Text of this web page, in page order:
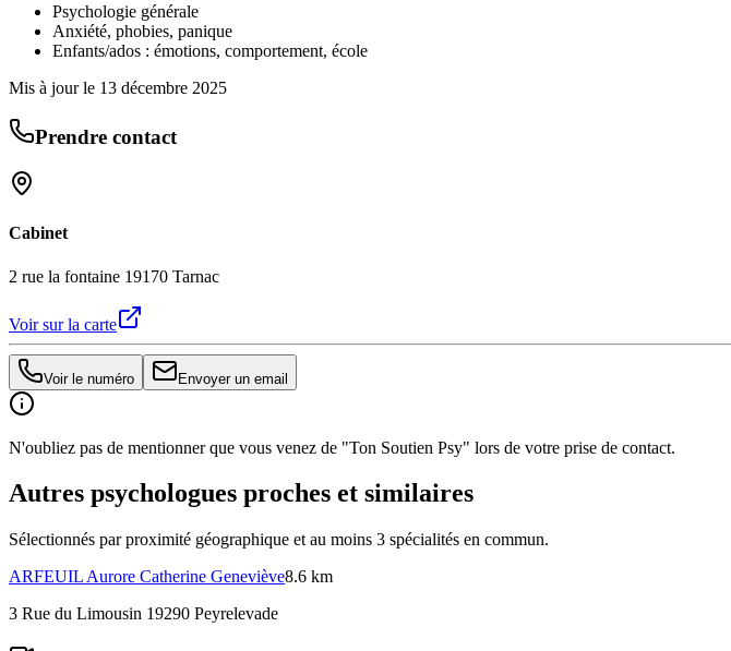
Psychologie générale
Anxiété, phobies, panique
Enfants/ados : émotions, comportement, école
Mis à jour le 13 décembre 2025
Prendre contact
Cabinet
2 rue la fontaine 19170 Tarnac
Voir sur la carte
Voir le numéro Envoyer un email
N'oubliez pas de mentionner que vous venez de "Ton Soutien Psy" lors de votre prise de contact.
Autres psychologues proches et similaires
Sélectionnés par proximité géographique et au moins 3 spécialités en commun.
ARFEUIL Aurore Catherine Geneviève8.6 km
3 Rue du Limousin 19290 Peyrelevade